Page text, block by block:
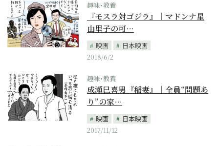
趣味･教養
『モスラ対ゴジラ』｜マドンナ星
由里子の可…
映画
日本映画
2018/6/2
趣味･教養
成瀬巳喜男『稲妻』｜全員“問題あ
り”の家…
映画
日本映画
2017/11/12